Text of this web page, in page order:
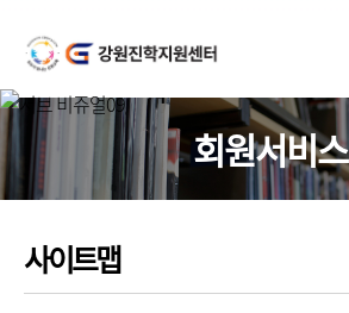
회원서비스
사이트맵